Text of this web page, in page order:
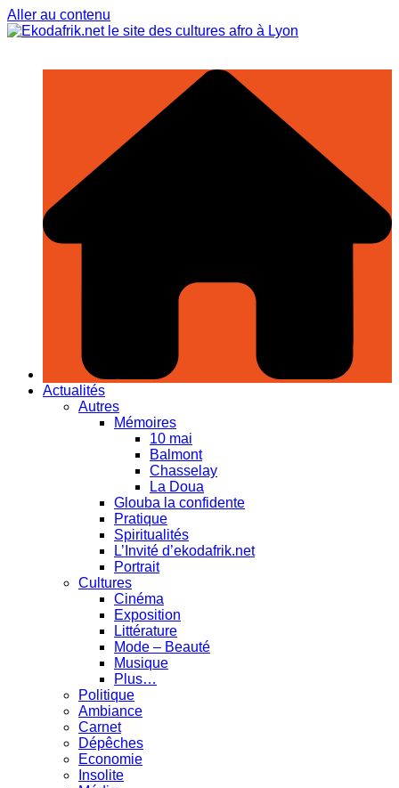
Aller au contenu
Actualités
Autres
Mémoires
10 mai
Balmont
Chasselay
La Doua
Glouba la confidente
Pratique
Spiritualités
L’Invité d’ekodafrik.net
Portrait
Cultures
Cinéma
Exposition
Littérature
Mode – Beauté
Musique
Plus…
Politique
Ambiance
Carnet
Dépêches
Economie
Insolite